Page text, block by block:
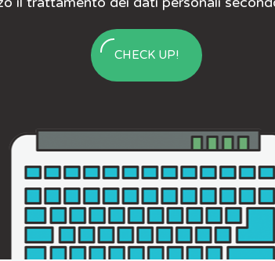
CHECK UP!